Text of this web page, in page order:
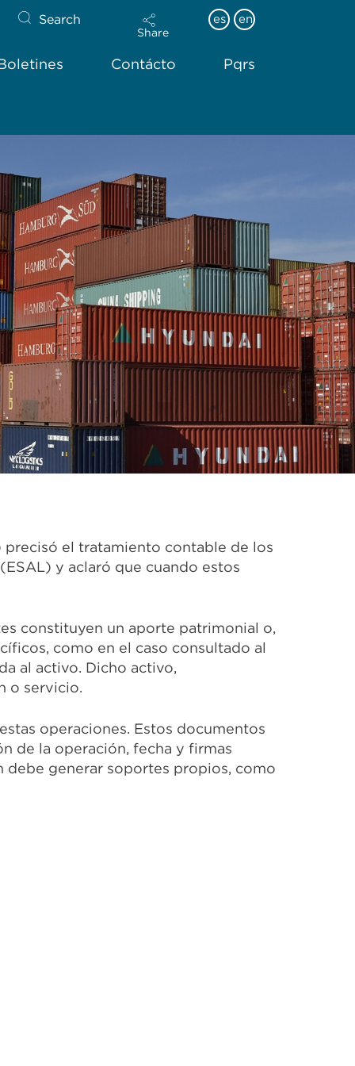
Search
Share
es en
Contácto Pqrs
precisó el tratamiento contable de los
y aclaró que cuando estos
constituyen un aporte patrimonial o,
como en el caso consultado al
al activo. Dicho activo,
o servicio.
operaciones. Estos documentos
de la operación, fecha y firmas
debe generar soportes propios, como